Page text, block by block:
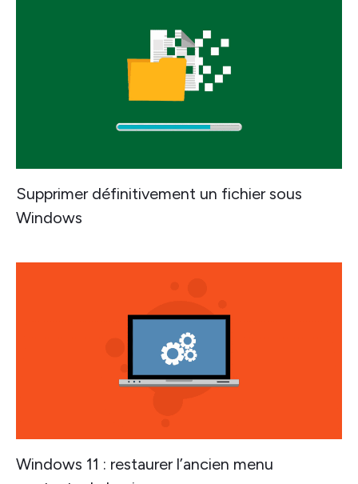
Supprimer définitivement un fichier sous
Windows
Windows 11 : restaurer l’ancien menu